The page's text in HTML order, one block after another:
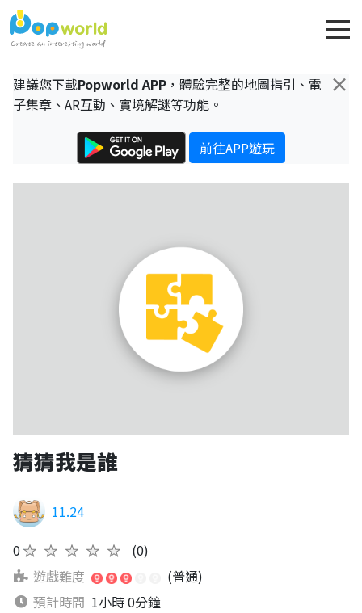
×
建議您下載Popworld APP ，體驗完整的地圖指引、電
子集章、AR互動、實境解謎等功能。
前往APP遊玩
猜猜我是誰
11.24
0★★★★★
(0)
遊戲難度
(普通)
預計時間 1小時 0分鐘